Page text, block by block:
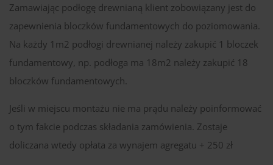
Zamawiając podłogę drewnianą klient zobowiązany jest do
zapewnienia bloczków fundamentowych do poziomowania.
Na każdy 1m2 podłogi drewnianej należy zakupić 1 bloczek
fundamentowy, np. podłoga ma 18m2 należy zakupić 18
bloczków fundamentowych.
Jeśli w miejscu montażu nie ma prądu należy poinformować
o tym fakcie podczas składania zamówienia. Zostaje
doliczana wtedy opłata za wynajem agregatu + 250 zł